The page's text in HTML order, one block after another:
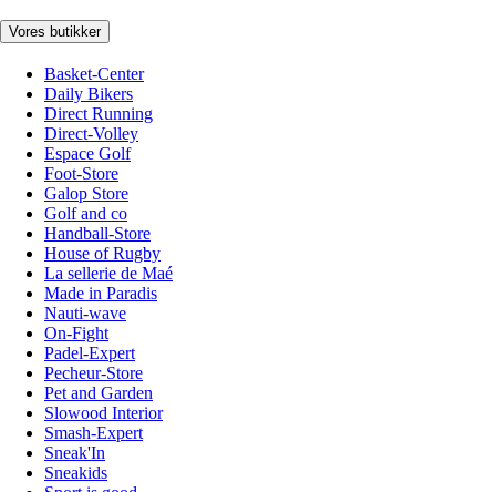
Vores butikker
Basket-Center
Daily Bikers
Direct Running
Direct-Volley
Espace Golf
Foot-Store
Galop Store
Golf and co
Handball-Store
House of Rugby
La sellerie de Maé
Made in Paradis
Nauti-wave
On-Fight
Padel-Expert
Pecheur-Store
Pet and Garden
Slowood Interior
Smash-Expert
Sneak'In
Sneakids